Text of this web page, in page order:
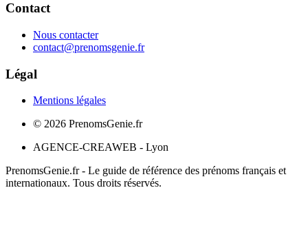
Contact
Nous contacter
contact@prenomsgenie.fr
Légal
Mentions légales
© 2026 PrenomsGenie.fr
AGENCE-CREAWEB - Lyon
PrenomsGenie.fr - Le guide de référence des prénoms français et
internationaux. Tous droits réservés.